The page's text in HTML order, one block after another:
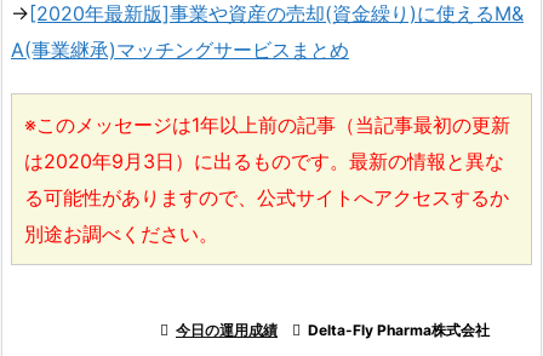
→ [2020年最新版]事業や資産の売却(資金繰り)に使えるM&
A(事業継承)マッチングサービスまとめ
※このメッセージは1年以上前の記事（当記事最初の更新
は2020年9月3日）に出るものです。最新の情報と異な
る可能性がありますので、公式サイトへアクセスするか
別途お調べください。
 今日の運用成績  Delta-Fly Pharma株式会社